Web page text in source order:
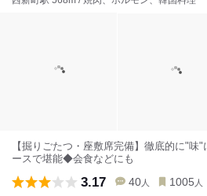
【掘りごたつ・座敷席完備】徹底的に"味
ースで堪能◆会食などにも
3.17 40 人 1005 人